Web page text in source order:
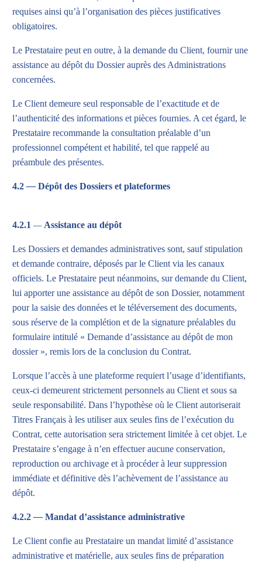
requises ainsi qu’à l’organisation des pièces justificatives
obligatoires.
Le Prestataire peut en outre, à la demande du Client, fournir une
assistance au dépôt du Dossier auprès des Administrations
concernées.
Le Client demeure seul responsable de l’exactitude et de
l’authenticité des informations et pièces fournies. A cet égard, le
Prestataire recommande la consultation préalable d’un
professionnel compétent et habilité, tel que rappelé au
préambule des présentes.
4.2—Dépôt des Dossiers et plateformes
4.2.1 — Assistance au dépôt
Les Dossiers et demandes administratives sont, sauf stipulation
et demande contraire, déposés par le Client via les canaux
officiels. Le Prestataire peut néanmoins, sur demande du Client,
lui apporter une assistance au dépôt de son Dossier, notamment
pour la saisie des données et le téléversement des documents,
sous réserve de la complétion et de la signature préalables du
formulaire intitulé « Demande d’assistance au dépôt de mon
dossier », remis lors de la conclusion du Contrat.
Lorsque l’accès à une plateforme requiert l’usage d’identifiants,
ceux-ci demeurent strictement personnels au Client et sous sa
seule responsabilité. Dans l’hypothèse où le Client autoriserait
Titres Français à les utiliser aux seules fins de l’exécution du
Contrat, cette autorisation sera strictement limitée à cet objet. Le
Prestataire s’engage à n’en effectuer aucune conservation,
reproduction ou archivage et à procéder à leur suppression
immédiate et définitive dès l’achèvement de l’assistance au
dépôt.
4.2.2— Mandat d’assistance administrative
Le Client confie au Prestataire un mandat limité d’assistance
administrative et matérielle, aux seules fins de préparation